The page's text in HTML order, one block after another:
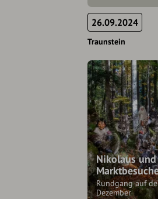
26.09.2024
Traunstein
Nikolaus
Rundgang auf
Dezember